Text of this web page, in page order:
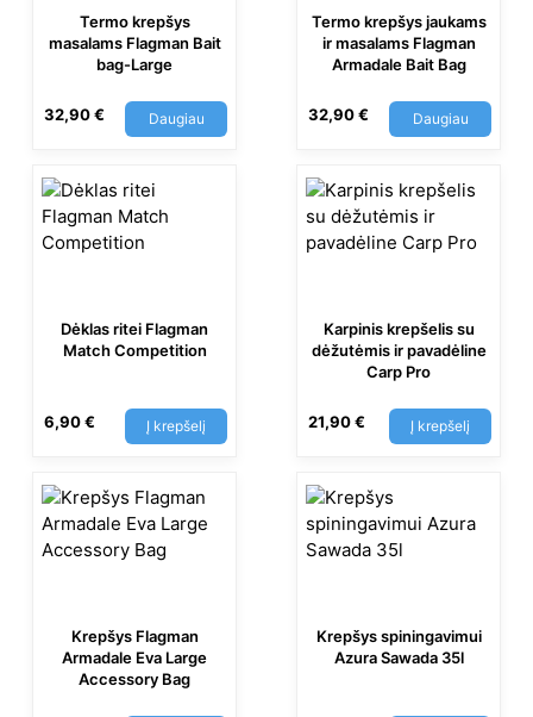
Termo krepšys
masalams Flagman Bait
bag-Large
32,90€ Daugiau
Termo krepšys jaukams
ir masalams Flagman
Armadale Bait Bag
32,90€ Daugiau
Dėklas ritei Flagman
Match Competition
6,90€ Į krepšelį
Karpinis krepšelis su
dėžutėmis ir pavadėline
Сarp Pro
21,90€ Į krepšelį
Krepšys Flagman
Armadale Eva Large
Accessory Bag
Krepšys spiningavimui
Azura Sawada 35l